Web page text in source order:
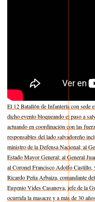
El 12 Batallón de Infantería con sede
dicho evento bloqueando el paso a
actuando en coordinación con las
responsables del lado salvadoreño
ministro de la Defensa Nacional; al
Estado Mayor General; al General
al Coronel Francisco Adolfo Castillo,
Ricardo Peña Arbaiza, comandante
Eugenio Vides Casanova, jefe de la
ocurrida la masacre y a más de 30